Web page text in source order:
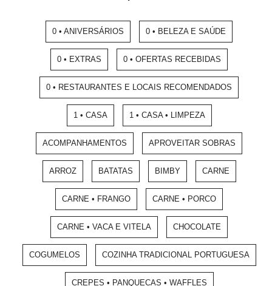
0 • ANIVERSÁRIOS 0 • BELEZA E SAÚDE
0 • EXTRAS 0 • OFERTAS RECEBIDAS
0 • RESTAURANTES E LOCAIS RECOMENDADOS
1 • CASA 1 • CASA • LIMPEZA
ACOMPANHAMENTOS APROVEITAR SOBRAS
ARROZ BATATAS BIMBY CARNE
CARNE • FRANGO CARNE • PORCO
CARNE • VACA E VITELA CHOCOLATE
COGUMELOS COZINHA TRADICIONAL PORTUGUESA
CREPES • PANQUECAS • WAFFLES